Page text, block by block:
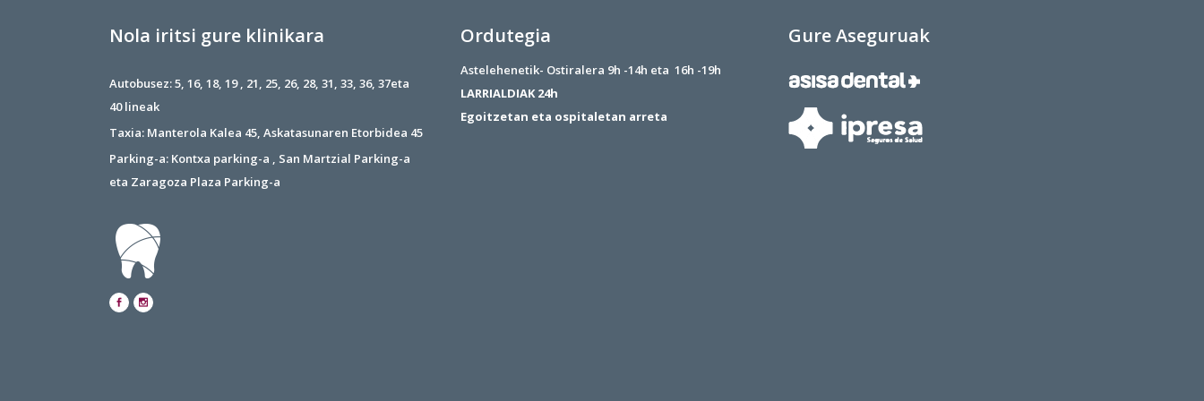
Nola iritsi gure klinikara
Autobusez: 5, 16, 18, 19 , 21, 25, 26, 28, 31, 33, 36, 37eta
40 lineak
Taxia: Manterola Kalea 45, Askatasunaren Etorbidea 45
Parking-a: Kontxa parking-a , San Martzial Parking-a
eta Zaragoza Plaza Parking-a
Ordutegia
Astelehenetik- Ostiralera 9h -14h eta 16h -19h
LARRIALDIAK 24h
Egoitzetan eta ospitaletan arreta
Gure Aseguruak